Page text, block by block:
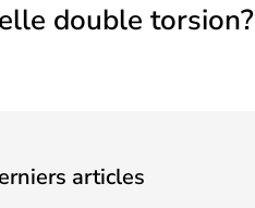
double torsion?
articles